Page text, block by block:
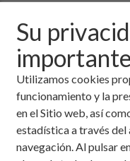
Su
Utilizamos cookies
funcionamiento y la
en el Sitio web, así
estadística a través del
navegación. Al pulsar
pdf)